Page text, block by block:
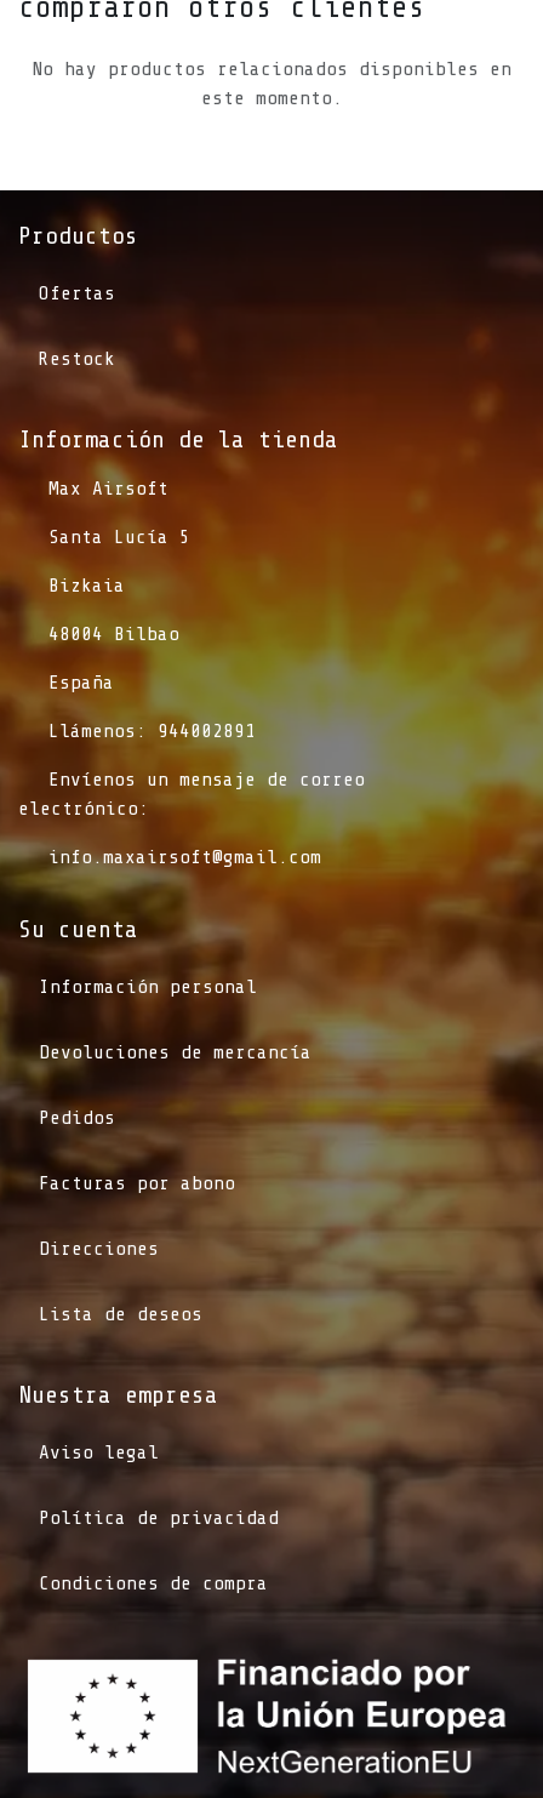
compraron otros clientes
No hay productos relacionados disponibles en
este momento.
Productos
Ofertas
Restock
Información de la tienda​
​Max Airsoft
​Santa Lucía 5
​Bizkaia
​48004 Bilbao
​España
​Llámenos: 944002891
​Envíenos un mensaje de correo
electrónico:
info.maxairsoft@gmail.com
Su cuenta
Información personal
Devoluciones de mercancía
Pedidos
Facturas por abono
Direcciones
Lista de deseos
Nuestra empresa
Aviso legal
Política de privacidad
Condiciones de compra